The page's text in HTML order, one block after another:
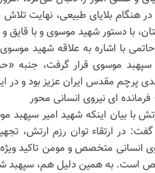
هنگام بلایای طبیعی، نهایت
با دستور شهید موسوی و با قایق
با اشاره به علاقه شهید
موسوی قرار گرفت، جنبه
پرچم مقدس ایران عزیز بود و
ای نیروی انسانی محور
با بیان اینکه شهید امیر سپهبد
در ارتقاء توان رزم ارتش،
انسانی متخصص و مومن تاکید
است. به همین دلیل هم، سپهبد